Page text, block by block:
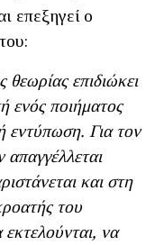
επεξηγεί ο
επιδιώκει
ενός ποιήματος
εντύπωση. Για τον
και στη
του
εκτελούνται, να